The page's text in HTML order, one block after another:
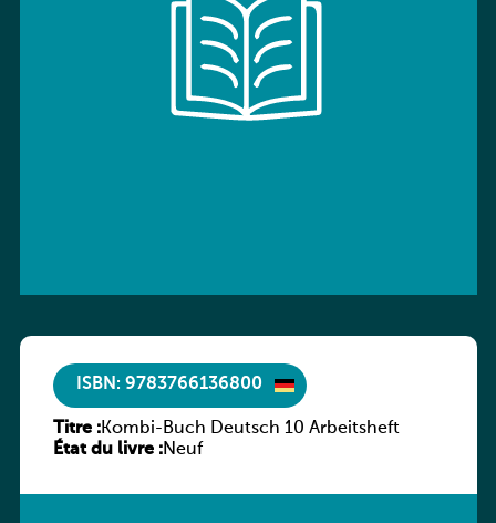
ISBN: 9783766136800
Titre :Kombi-Buch Deutsch 10 Arbeitsheft
État du livre :Neuf